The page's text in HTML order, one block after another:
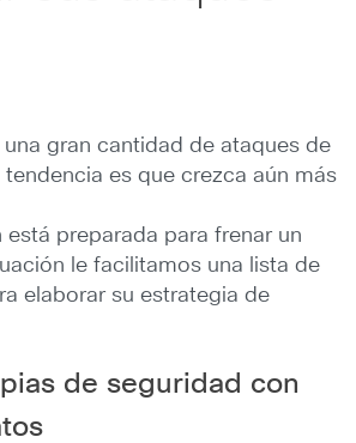
gran cantidad de ataques de
tendencia es que crezca aún más
está preparada para frenar un
le facilitamos una lista de
elaborar su estrategia de
de seguridad con